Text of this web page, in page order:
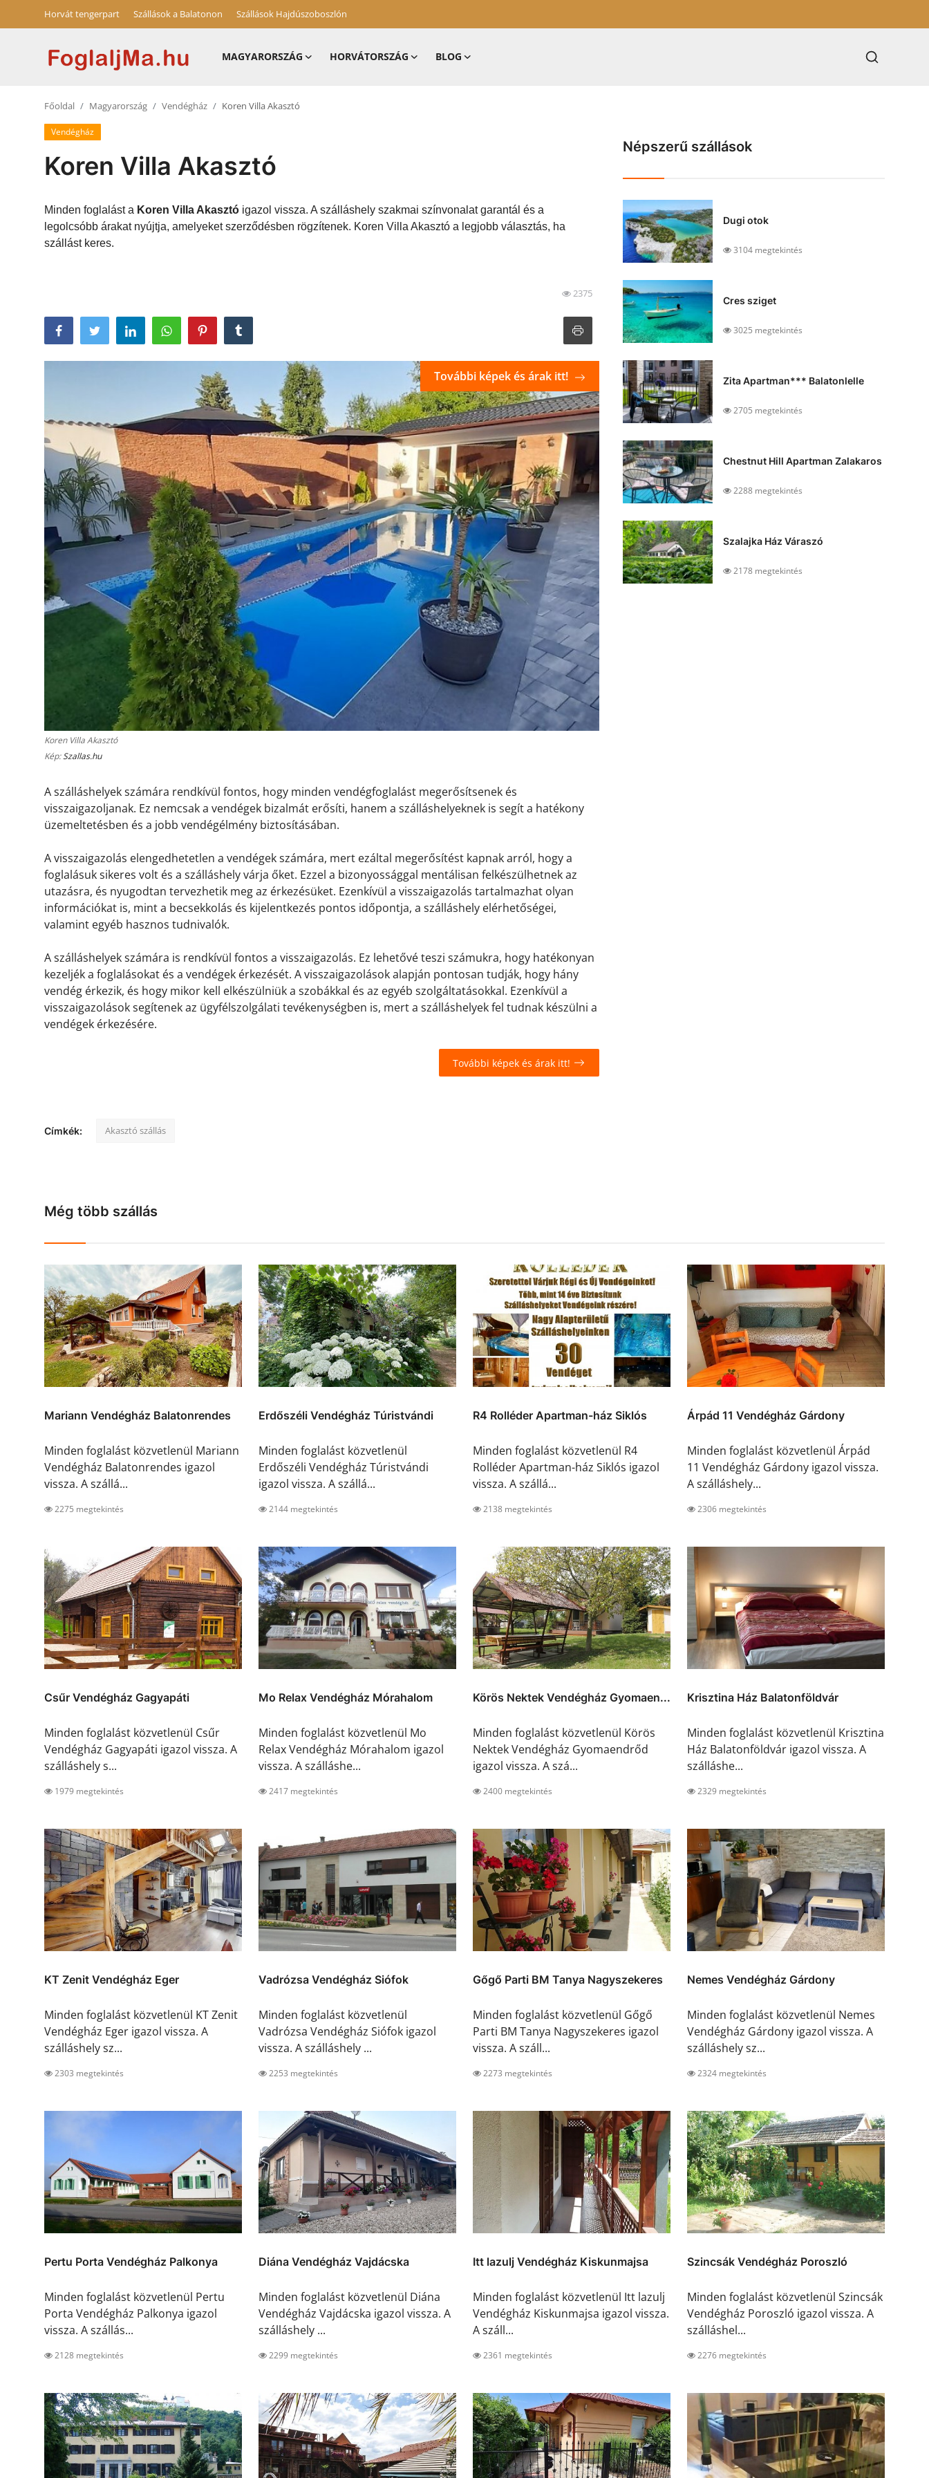
Horvát tengerpart Szállások a Balatonon Szállások Hajdúszoboszlón
MAGYARORSZÁG HORVÁTORSZÁG BLOG
Szállások a Balatonon
Szállások Hajdúszoboszlón
Főoldal Magyarország Vendégház Koren Villa Akasztó
Vendégház
Koren Villa Akasztó
Minden foglalást a Koren Villa Akasztó igazol vissza. A szálláshely szakmai színvonalat garantál és a
legolcsóbb árakat nyújtja, amelyeket szerződésben rögzítenek. Koren Villa Akasztó a legjobb választás, ha
szállást keres.
2375
Koren Villa Akasztó
Kép:Szallas.hu
További képek és árak itt!
A szálláshelyek számára rendkívül fontos, hogy minden vendégfoglalást megerősítsenek és
visszaigazoljanak. Ez nemcsak a vendégek bizalmát erősíti, hanem a szálláshelyeknek is segít a hatékony
üzemeltetésben és a jobb vendégélmény biztosításában.
A visszaigazolás elengedhetetlen a vendégek számára, mert ezáltal megerősítést kapnak arról, hogy a
foglalásuk sikeres volt és a szálláshely várja őket. Ezzel a bizonyossággal mentálisan felkészülhetnek az
utazásra, és nyugodtan tervezhetik meg az érkezésüket. Ezenkívül a visszaigazolás tartalmazhat olyan
információkat is, mint a becsekkolás és kijelentkezés pontos időpontja, a szálláshely elérhetőségei,
valamint egyéb hasznos tudnivalók.
A szálláshelyek számára is rendkívül fontos a visszaigazolás. Ez lehetővé teszi számukra, hogy hatékonyan
kezeljék a foglalásokat és a vendégek érkezését. A visszaigazolások alapján pontosan tudják, hogy hány
vendég érkezik, és hogy mikor kell elkészülniük a szobákkal és az egyéb szolgáltatásokkal. Ezenkívül a
visszaigazolások segítenek az ügyfélszolgálati tevékenységben is, mert a szálláshelyek fel tudnak készülni a
vendégek érkezésére.
További képek és árak itt!
Címkék: Akasztó szállás
Népszerű szállások
Dugi otok
3104 megtekintés
Cres sziget
3025 megtekintés
Zita Apartman*** Balatonlelle
2705 megtekintés
Chestnut Hill Apartman Zalakaros
2288 megtekintés
Szalajka Ház Váraszó
2178 megtekintés
Még több szállás
Mariann Vendégház Balatonrendes
Minden foglalást közvetlenül Mariann
Vendégház Balatonrendes igazol
vissza. A szállá...
2275 megtekintés
Erdőszéli Vendégház Túristvándi
Minden foglalást közvetlenül
Erdőszéli Vendégház Túristvándi
igazol vissza. A szállá...
2144 megtekintés
R4 Rolléder Apartman-ház Siklós
Minden foglalást közvetlenül R4
Rolléder Apartman-ház Siklós igazol
vissza. A szállá...
2138 megtekintés
Árpád 11 Vendégház Gárdony
Minden foglalást közvetlenül Árpád
11 Vendégház Gárdony igazol vissza.
A szálláshely...
2306 megtekintés
Csűr Vendégház Gagyapáti
Minden foglalást közvetlenül Csűr
Vendégház Gagyapáti igazol vissza. A
szálláshely s...
1979 megtekintés
Mo Relax Vendégház Mórahalom
Minden foglalást közvetlenül Mo
Relax Vendégház Mórahalom igazol
vissza. A szálláshe...
2417 megtekintés
Körös Nektek Vendégház Gyomaen...
Minden foglalást közvetlenül Körös
Nektek Vendégház Gyomaendrőd
igazol vissza. A szá...
2400 megtekintés
Krisztina Ház Balatonföldvár
Minden foglalást közvetlenül Krisztina
Ház Balatonföldvár igazol vissza. A
szálláshe...
2329 megtekintés
KT Zenit Vendégház Eger
Minden foglalást közvetlenül KT Zenit
Vendégház Eger igazol vissza. A
szálláshely sz...
2303 megtekintés
Vadrózsa Vendégház Siófok
Minden foglalást közvetlenül
Vadrózsa Vendégház Siófok igazol
vissza. A szálláshely ...
2253 megtekintés
Gőgő Parti BM Tanya Nagyszekeres
Minden foglalást közvetlenül Gőgő
Parti BM Tanya Nagyszekeres igazol
vissza. A száll...
2273 megtekintés
Nemes Vendégház Gárdony
Minden foglalást közvetlenül Nemes
Vendégház Gárdony igazol vissza. A
szálláshely sz...
2324 megtekintés
Pertu Porta Vendégház Palkonya
Minden foglalást közvetlenül Pertu
Porta Vendégház Palkonya igazol
vissza. A szállás...
2128 megtekintés
Diána Vendégház Vajdácska
Minden foglalást közvetlenül Diána
Vendégház Vajdácska igazol vissza. A
szálláshely ...
2299 megtekintés
Itt lazulj Vendégház Kiskunmajsa
Minden foglalást közvetlenül Itt lazulj
Vendégház Kiskunmajsa igazol vissza.
A száll...
2361 megtekintés
Szincsák Vendégház Poroszló
Minden foglalást közvetlenül Szincsák
Vendégház Poroszló igazol vissza. A
szálláshel...
2276 megtekintés